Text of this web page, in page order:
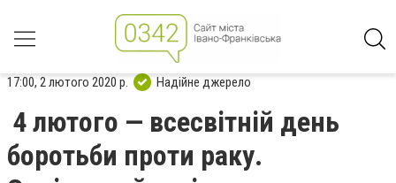
17:00, 2 лютого 2020 р. Надійне джерело
4 лютого — всесвітній день
боротьби проти раку.